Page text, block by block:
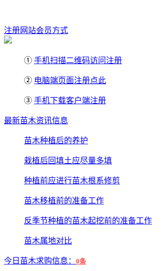
注册网站会员方式
① 手机扫描二维码访问注册
② 电脑端页面注册点此
③ 手机下载客户端注册
最新苗木资讯信息
苗木种植后的养护
栽植后回填土应尽量多填
种植前应进行苗木根系修剪
苗木移植前的准备工作
反季节种植的苗木起挖前的准备工作
苗木属地对比
今日苗木求购信息： 0条